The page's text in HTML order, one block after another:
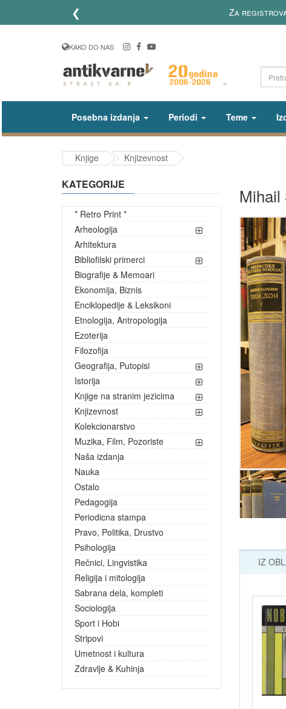
❮ Za
KAKO DO NAS
Posebna izdanja Periodi Teme
Knjige Knjizevnost
KATEGORIJE
* Retro Print *
Arheologija
Arhitektura
Bibliofilski primerci
Biografije & Memoari
Ekonomija, Biznis
Enciklopedije & Leksikoni
Etnologija, Antropologija
Ezoterija
Filozofija
Geografija, Putopisi
Istorija
Knjige na stranim jezicima
Knjizevnost
Kolekcionarstvo
Muzika, Film, Pozoriste
Naša izdanja
Nauka
Ostalo
Pedagogija
Periodicna stampa
Pravo, Politika, Drustvo
Psihologija
Rečnici, Lingvistika
Religija i mitologija
Sabrana dela, kompleti
Sociologija
Sport i Hobi
Stripovi
Umetnost i kultura
Zdravlje & Kuhinja
Mihail
IZ